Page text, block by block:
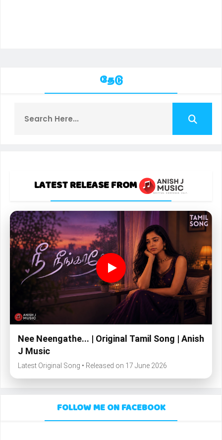
தேடு
LATEST RELEASE FROM
Nee Neengathe... | Original Tamil Song | Anish
J Music
Latest Original Song • Released on 17 June 2026
FOLLOW ME ON FACEBOOK